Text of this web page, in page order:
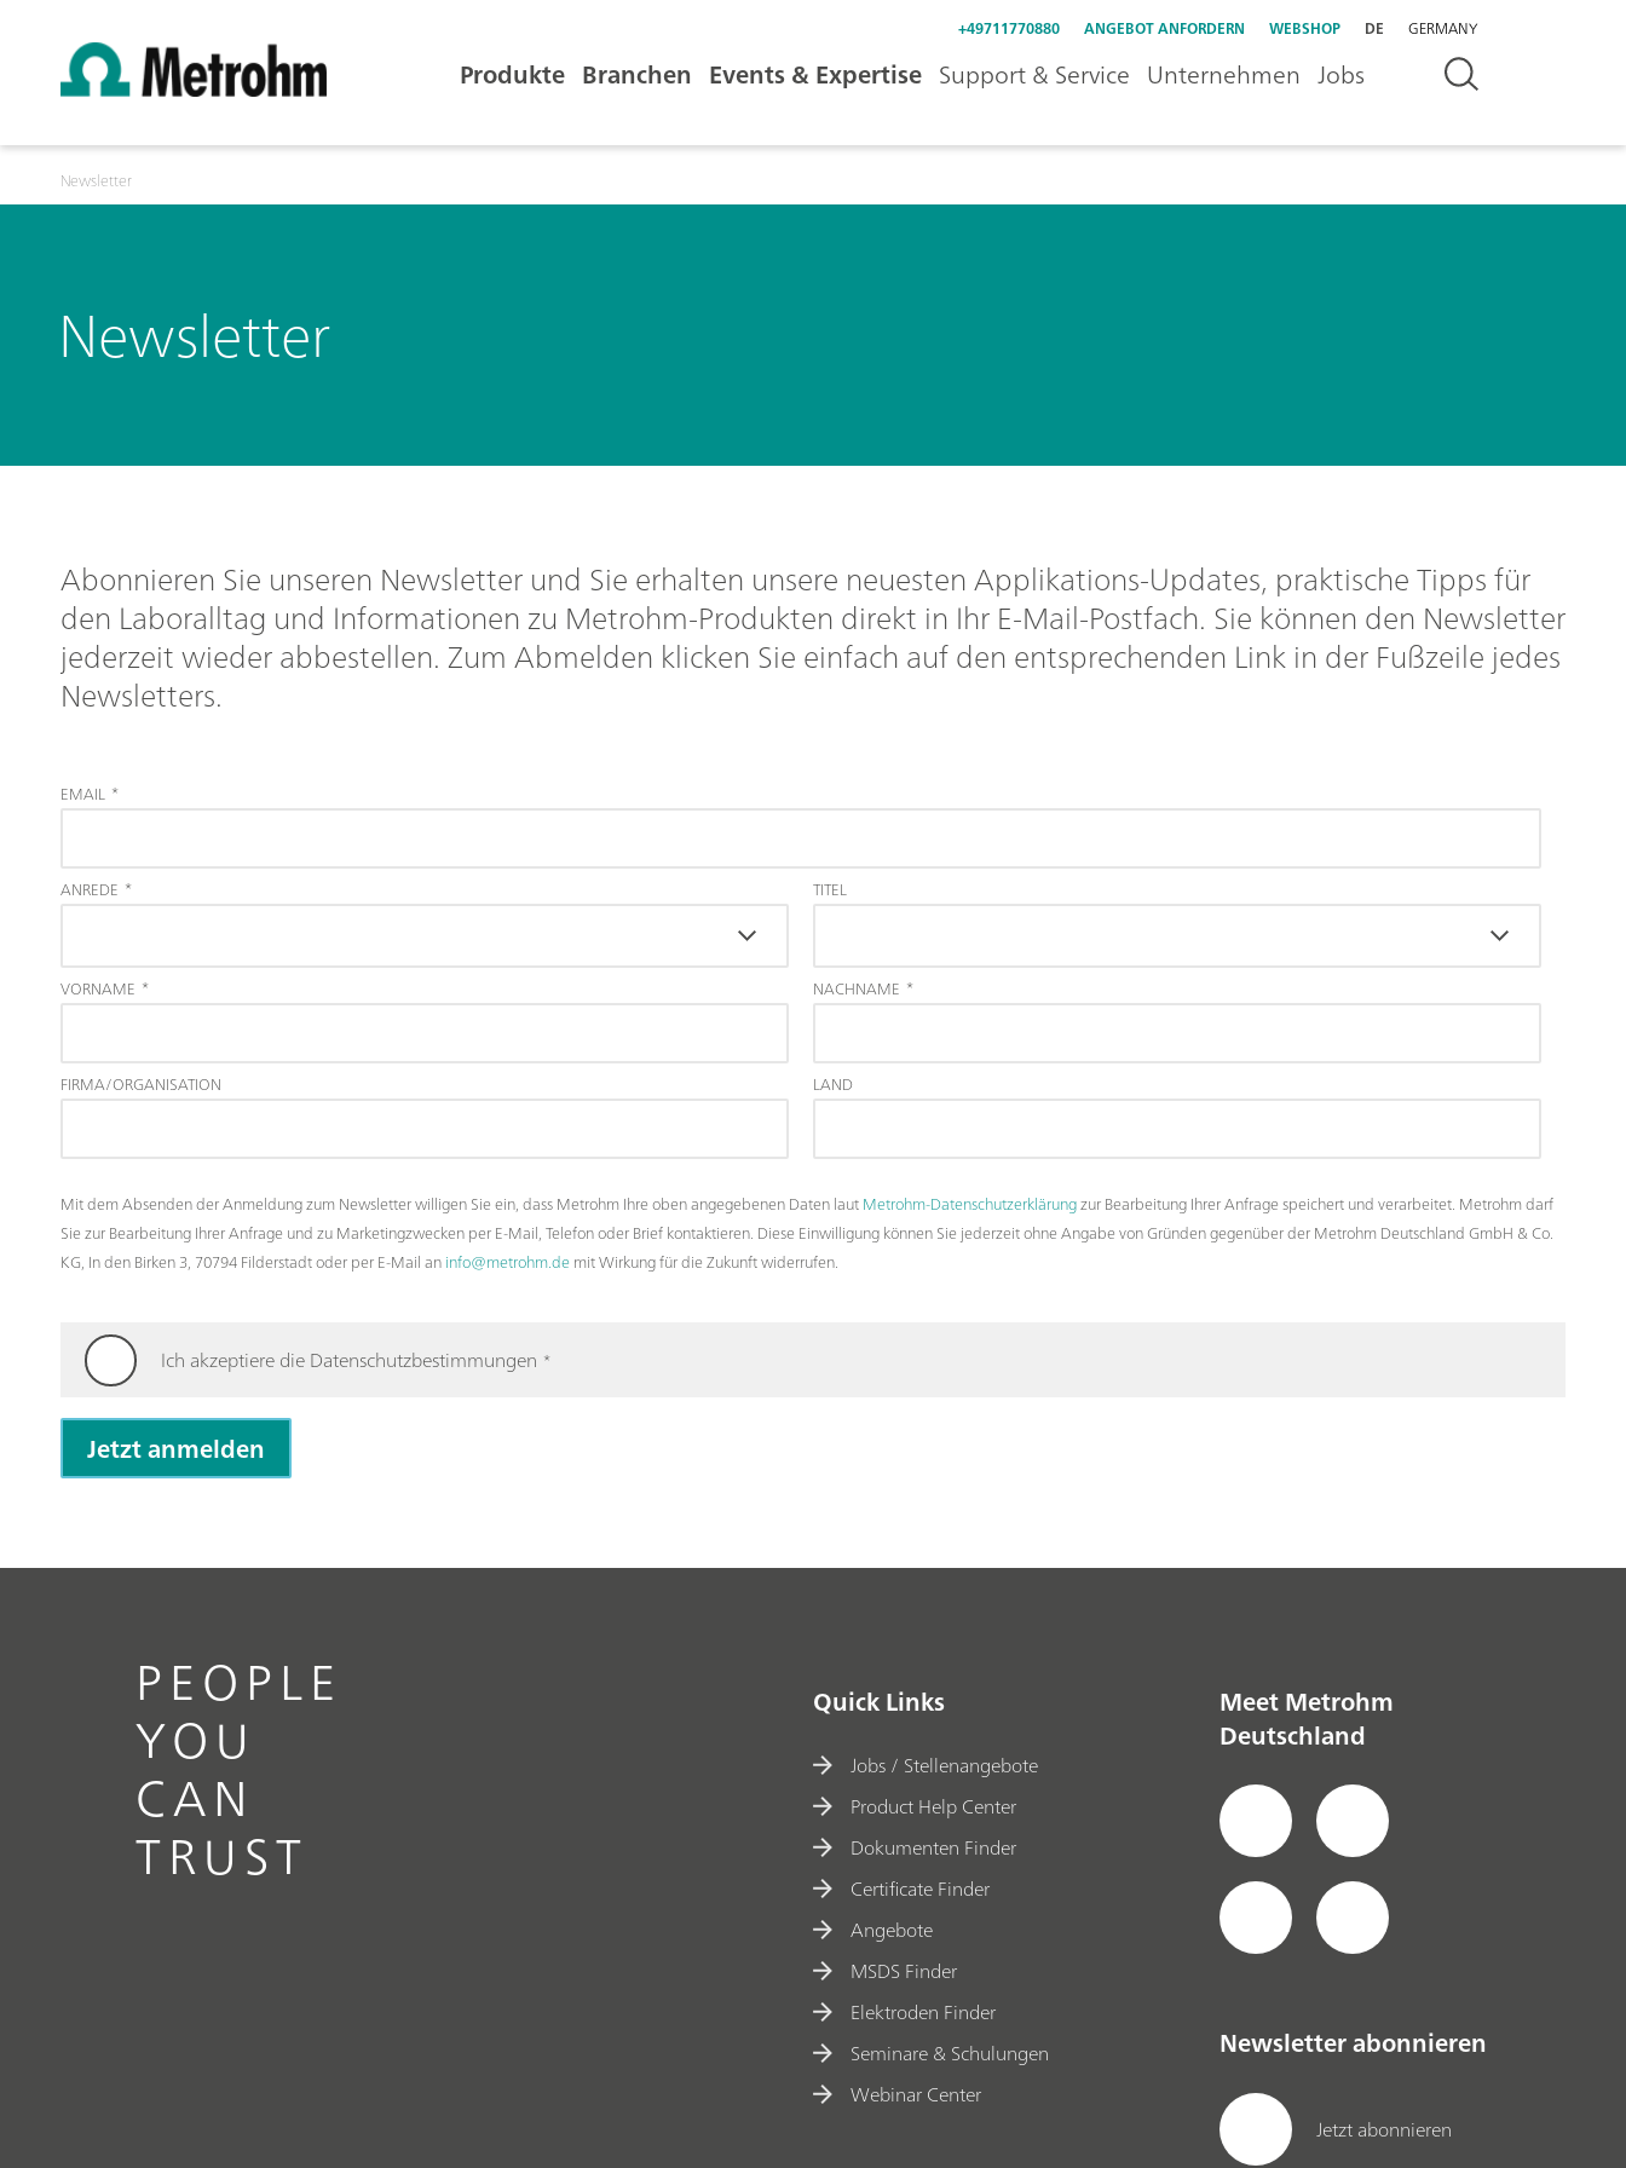
+49711770880 ANGEBOT ANFORDERN WEBSHOP DE GERMANY
Produkte Branchen Events & Expertise Support & Service Unternehmen Jobs
Newsletter
Newsletter
Abonnieren Sie unseren Newsletter und Sie erhalten unsere neuesten Applikations-Updates, praktische Tipps für
den Laboralltag und Informationen zu Metrohm-Produkten direkt in Ihr E-Mail-Postfach. Sie können den Newsletter
jederzeit wieder abbestellen. Zum Abmelden klicken Sie einfach auf den entsprechenden Link in der Fußzeile jedes
Newsletters.
EMAIL *
ANREDE * TITEL
VORNAME * NACHNAME *
FIRMA/ORGANISATION LAND
Mit dem Absenden der Anmeldung zum Newsletter willigen Sie ein, dass Metrohm Ihre oben angegebenen Daten lautMetrohm-Datenschutzerklärungzur Bearbeitung Ihrer Anfrage speichert und verarbeitet. Metrohm darf
Sie zur Bearbeitung Ihrer Anfrage und zu Marketingzwecken per E-Mail, Telefon oder Brief kontaktieren. Diese Einwilligung können Sie jederzeit ohne Angabe von Gründen gegenüber der Metrohm Deutschland GmbH & Co.
KG, In den Birken 3, 70794 Filderstadt oder per E-Mail aninfo@metrohm.de mit Wirkung für die Zukunft widerrufen.
Ich akzeptiere die Datenschutzbestimmungen *
PEOPLE
YOU
CAN
TRUST
Quick Links
Jobs / Stellenangebote
Product Help Center
Dokumenten Finder
Certificate Finder
Angebote
MSDS Finder
Elektroden Finder
Seminare & Schulungen
Webinar Center
Meet Metrohm
Deutschland
Newsletter abonnieren
Jetzt abonnieren